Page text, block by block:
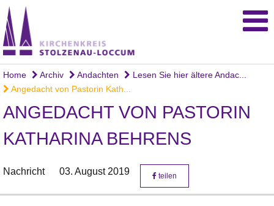
Home Archiv Andachten
Lesen Sie hier ältere Andac...
Angedacht von Pastorin Kath...
ANGEDACHT VON PASTORIN
KATHARINA BEHRENS
Nachricht 03. August 2019 teilen